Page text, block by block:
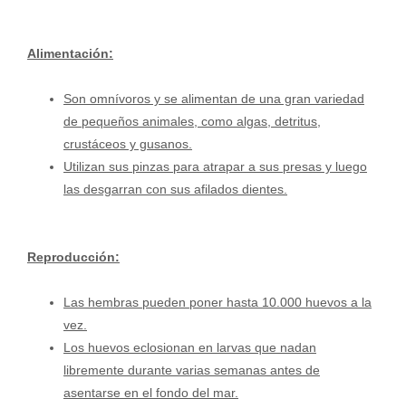
Alimentación:
Son omnívoros y se alimentan de una gran variedad
de pequeños animales, como algas, detritus,
crustáceos y gusanos.
Utilizan sus pinzas para atrapar a sus presas y luego
las desgarran con sus afilados dientes.
Reproducción:
Las hembras pueden poner hasta 10.000 huevos a la
vez.
Los huevos eclosionan en larvas que nadan
libremente durante varias semanas antes de
asentarse en el fondo del mar.